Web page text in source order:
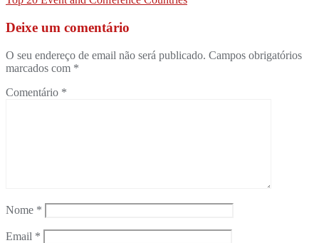
de
Deixe um comentário
O seu endereço de email não será publicado. Campos obrigatórios
marcados com *
Comentário *
Nome *
Email *